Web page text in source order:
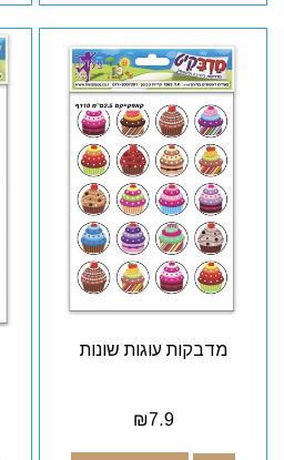
מדבקות עוגות שונות
₪7.9